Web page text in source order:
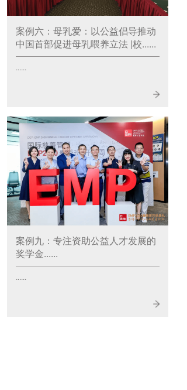
案例六：母乳爱：以公益倡导推动
中国首部促进母乳喂养立法 |校......
......
案例九：专注资助公益人才发展的
奖学金......
......